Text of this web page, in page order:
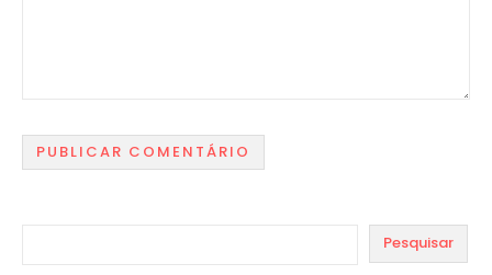
Pesquisar